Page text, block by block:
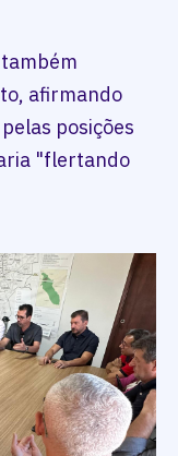
afirmando
posições
"flertando